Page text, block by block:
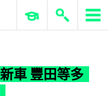
ERP 與商業 AI
車 豐田等多